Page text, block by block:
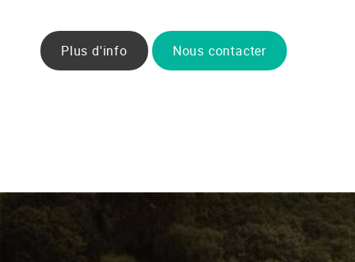
Plus d'info Nous contacter